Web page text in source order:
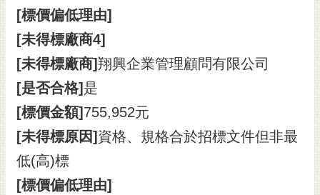
[標價偏低理由]
[未得標廠商4]
[未得標廠商]翔興企業管理顧問有限公司
[是否合格] 是
[標價金額] 755,952元
[未得標原因] 資格、規格合於招標文件但非最
低(高)標
[標價偏低理由]